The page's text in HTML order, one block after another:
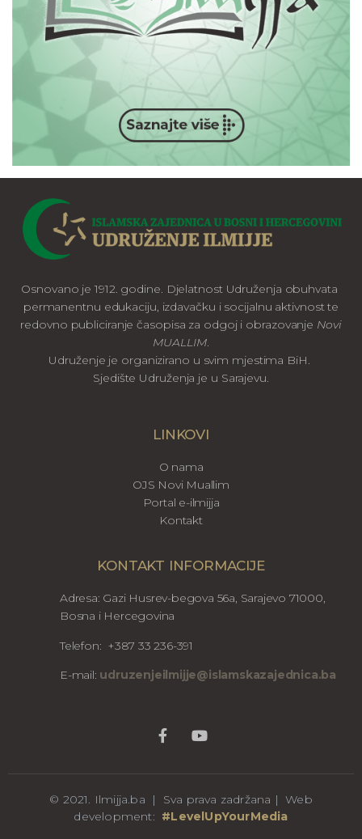
Osnovano je 1912. godine. Djelatnost Udruženja obuhvata
permanentnu edukaciju, izdavačku i socijalnu aktivnost te
redovno publiciranje časopisa za odgoj i obrazovanje Novi
MUALLIM.
Udruženje je organizirano u svim mjestima BiH.
Sjedište Udruženja je u Sarajevu.
LINKOVI
O nama
OJS Novi Muallim
Portal e-ilmijja
Kontakt
KONTAKT INFORMACIJE
Adresa: Gazi Husrev-begova 56a, Sarajevo 71000,
Bosna i Hercegovina
Telefon: +387 33 236-391
E-mail: udruzenjeilmijje@islamskazajednica.ba
© 2021. Ilmijja.ba | Sva prava zadržana | Web
development: #LevelUpYourMedia